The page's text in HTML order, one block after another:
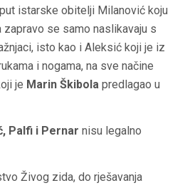
istarske obitelji Milanović koju
zapravo se samo naslikavaju s
isto kao i Aleksić koji je iz
i nogama, na sve načine
je Marin Škibola predlagao u
Palfi i Pernar nisu legalno
Živog zida, do rješavanja